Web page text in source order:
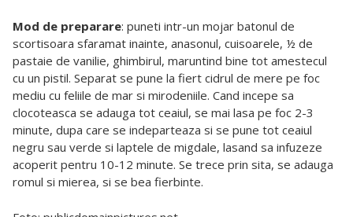
Mod de preparare: puneti intr-un mojar batonul de
scortisoara sfaramat inainte, anasonul, cuisoarele, ½ de
pastaie de vanilie, ghimbirul, maruntind bine tot amestecul
cu un pistil. Separat se pune la fiert cidrul de mere pe foc
mediu cu feliile de mar si mirodeniile. Cand incepe sa
clocoteasca se adauga tot ceaiul, se mai lasa pe foc 2-3
minute, dupa care se indeparteaza si se pune tot ceaiul
negru sau verde si laptele de migdale, lasand sa infuzeze
acoperit pentru 10-12 minute. Se trece prin sita, se adauga
romul si mierea, si se bea fierbinte.